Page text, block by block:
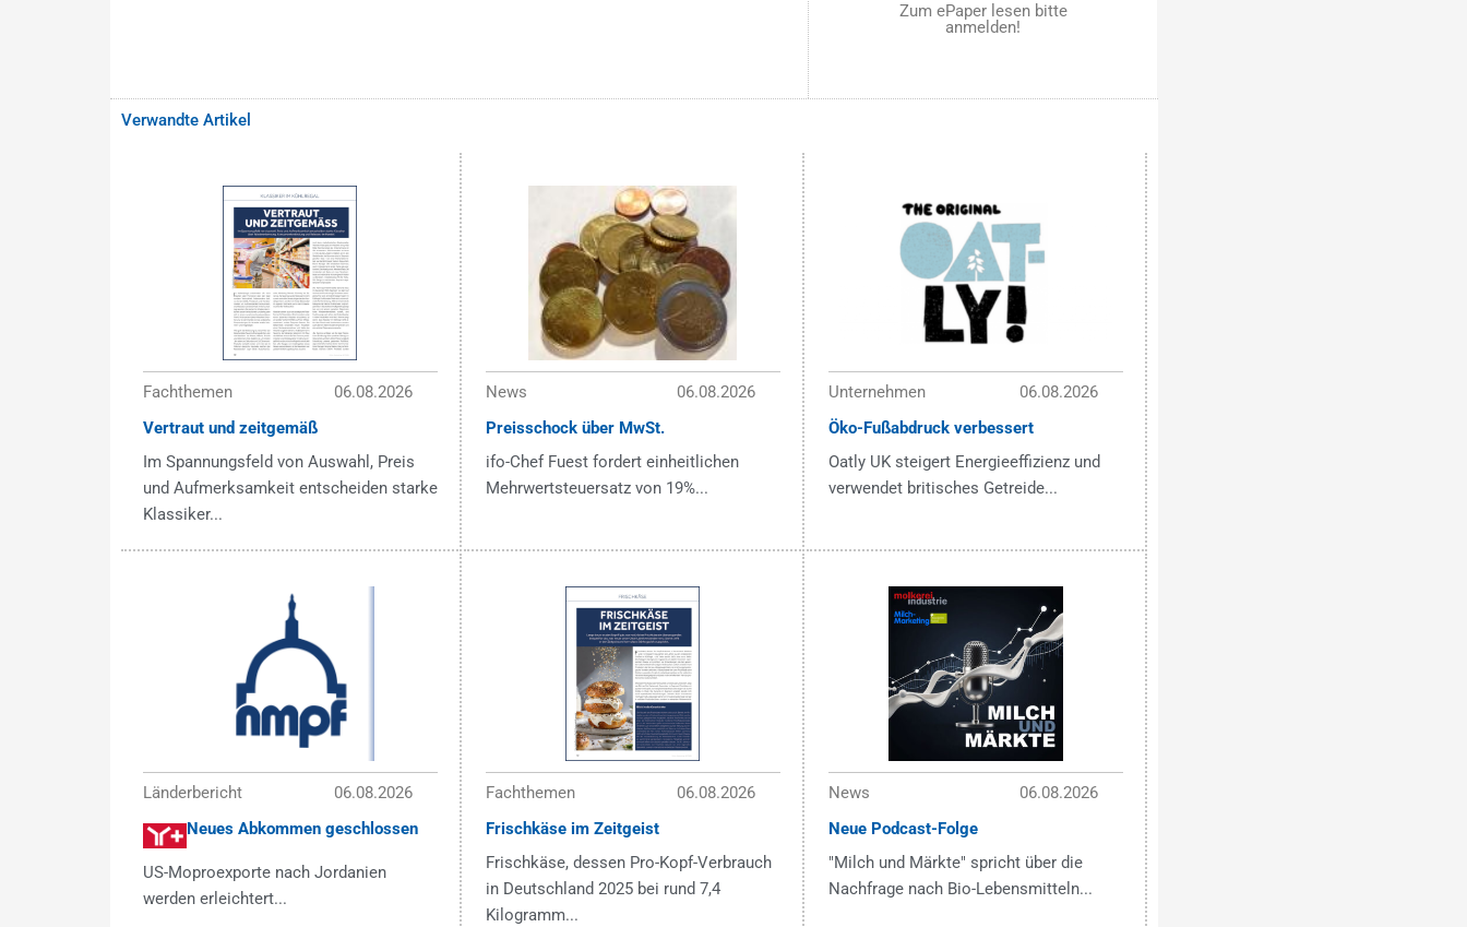
Zum ePaper lesen bitte
anmelden!
Verwandte Artikel
Fachthemen
06.08.2026
Vertraut und zeitgemäß
Im Spannungsfeld von Auswahl, Preis
und Aufmerksamkeit entscheiden starke
Klassiker...
News
06.08.2026
Preisschock über MwSt.
ifo-Chef Fuest fordert einheitlichen
Mehrwertsteuersatz von 19%...
Unternehmen
06.08.2026
Öko-Fußabdruck verbessert
Oatly UK steigert Energieeffizienz und
verwendet britisches Getreide...
Länderbericht
06.08.2026
Neues Abkommen geschlossen
US-Moproexporte nach Jordanien
werden erleichtert...
Fachthemen
06.08.2026
Frischkäse im Zeitgeist
Frischkäse, dessen Pro-Kopf-Verbrauch
in Deutschland 2025 bei rund 7,4
Kilogramm...
News
06.08.2026
Neue Podcast-Folge
"Milch und Märkte" spricht über die
Nachfrage nach Bio-Lebensmitteln...